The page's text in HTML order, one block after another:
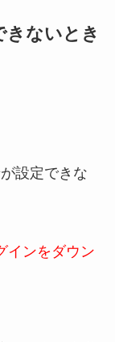
ないとき
設定できな
インをダウン